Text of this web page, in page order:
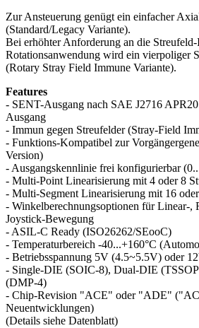
Zur Ansteuerung genügt ein einfacher
(Standard/Legacy Variante).
Bei erhöhter Anforderung an die
Rotationsanwendung wird ein vierpoliger
(Rotary Stray Field Immune Variante).
Features
- SENT-Ausgang nach SAE J2716
Ausgang
- Immun gegen Streufelder (Stray-Field
- Funktions-Kompatibel zur
Version)
- Ausgangskennlinie frei konfigurierbar
- Multi-Point Linearisierung mit 4 oder 8
- Multi-Segment Linearisierung mit 16
- Winkelberechnungsoptionen für Linear-,
Joystick-Bewegung
- ASIL-C Ready (ISO26262/SEooC)
- Temperaturbereich -40...+160°C
- Betriebsspannung 5V (4.5~5.5V) oder
- Single-DIE (SOIC-8), Dual-DIE
(DMP-4)
- Chip-Revision "ACE" oder "ADE"
Neuentwicklungen)
(Details siehe Datenblatt)